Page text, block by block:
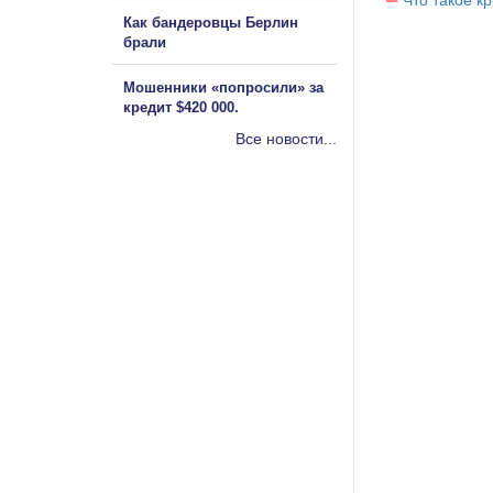
Как бандеровцы Берлин
брали
Мошенники «попросили» за
кредит $420 000.
Все новости...